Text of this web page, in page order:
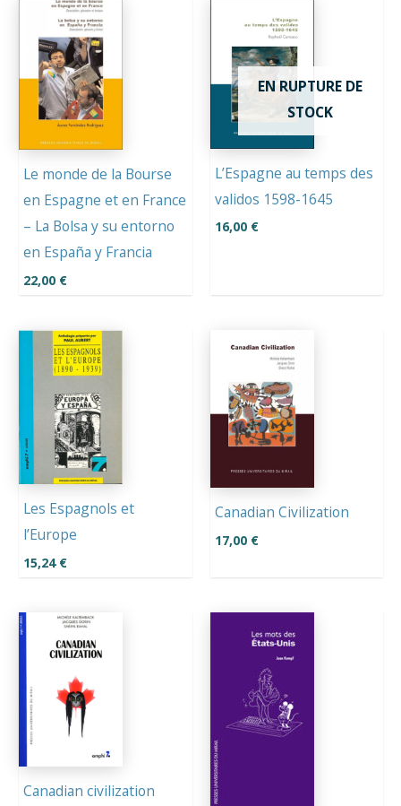
Le monde de la Bourse
en Espagne et en France
– La Bolsa y su entorno
en España y Francia
22,00 €
EN RUPTURE DE
STOCK
L’Espagne au temps des
validos 1598-1645
16,00 €
Les Espagnols et
l’Europe
15,24 €
Canadian Civilization
17,00 €
Canadian civilization